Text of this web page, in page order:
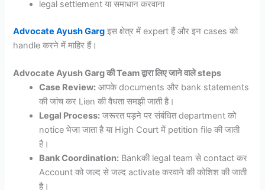
legal settlement या समाधान करवाना
Advocate Ayush Garg इस क्षेत्र में expert हैं और इन cases को
handle करने में माहिर हैं।
Advocate Ayush Garg की Team द्वारा लिए जाने वाले steps
Case Review: आपके documents और bank statements
की जांच कर Lien की वैधता समझी जाती है।
Legal Process: जरूरत पड़ने पर संबंधित department को
notice भेजा जाता है या High Court में petition file की जाती
है।
Bank Coordination: Bankकी legal team से contact कर
Account को जल्द से जल्द activate करवाने की कोशिश की जाती
है।